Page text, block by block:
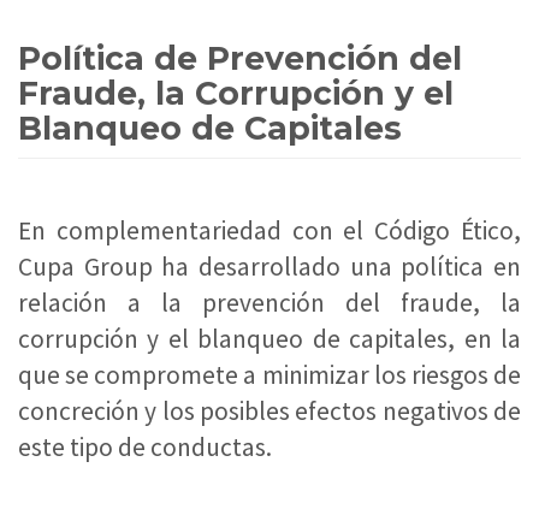
Política de Prevención del
Fraude, la Corrupción y el
Blanqueo de Capitales
En complementariedad con el Código Ético,
Cupa Group ha desarrollado una política en
relación a la prevención del fraude, la
corrupción y el blanqueo de capitales, en la
que se compromete a minimizar los riesgos de
concreción y los posibles efectos negativos de
este tipo de conductas.